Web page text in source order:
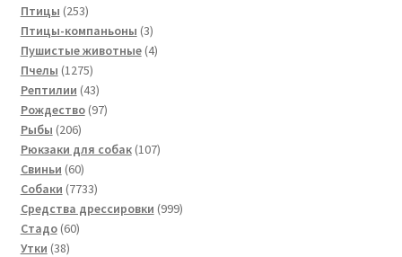
товаров
Птицы 253253
товара
Птицы-компаньоны 33
товара
Пушистые животные 44
Пчелы 12751275
товаров
Рептилии 4343
товара
Рождество 9797
Рыбы 206206
товаров
Рюкзаки для собак 107107
Свиньи 6060
товаров
Собаки 77337733
товара
Средства дрессировки 999999
Стадо 6060
Утки 3838